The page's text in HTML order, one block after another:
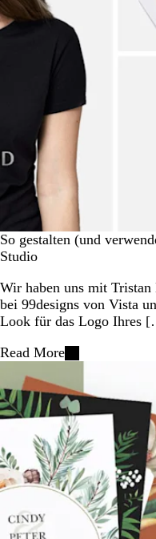
So gestalten (und
Studio
Wir haben uns mit
bei 99designs von Vista
Look für das Logo Ihres
Read More